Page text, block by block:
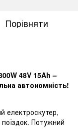
Порівняти
48V 15Ah –
автономність!
електроскутер,
Потужний